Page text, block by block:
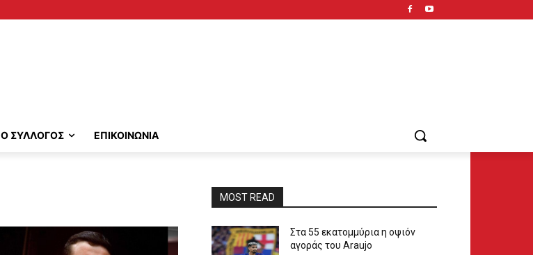
Ο ΣΥΛΛΟΓΟΣ ΕΠΙΚΟΙΝΩΝΙΑ
MOST READ
Στα 55 εκατομμύρια η οψιόν
αγοράς του Araujo